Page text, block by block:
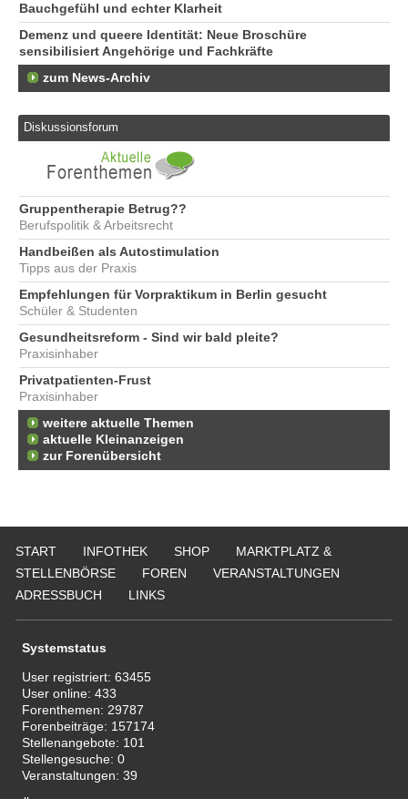
Bauchgefühl und echter Klarheit
Demenz und queere Identität: Neue Broschüre
sensibilisiert Angehörige und Fachkräfte
zum News-Archiv
Diskussionsforum
Gruppentherapie Betrug??
Berufspolitik & Arbeitsrecht
Handbeißen als Autostimulation
Tipps aus der Praxis
Empfehlungen für Vorpraktikum in Berlin gesucht
Schüler & Studenten
Gesundheitsreform - Sind wir bald pleite?
Praxisinhaber
Privatpatienten-Frust
Praxisinhaber
weitere aktuelle Themen
aktuelle Kleinanzeigen
zur Forenübersicht
START INFOTHEK SHOP
MARKTPLATZ &
STELLENBÖRSE
FOREN
VERANSTALTUNGEN
ADRESSBUCH
LINKS
Systemstatus
User registriert:63455
User online:433
Forenthemen: 29787
Forenbeiträge: 157174
Stellenangebote: 101
Stellengesuche:0
Veranstaltungen:39